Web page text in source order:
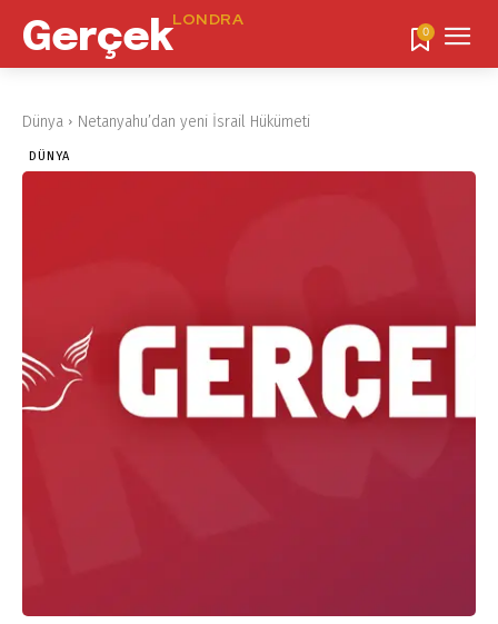
GerçekLONDRA
0
Dünya Netanyahu’dan yeni İsrail Hükümeti
DÜNYA